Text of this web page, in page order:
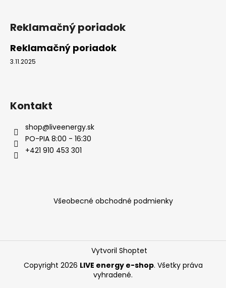
Reklamačný poriadok
Reklamačný poriadok
3.11.2025
Kontakt
shop@liveenergy.sk
PO-PIA 8:00 - 16:30
+421 910 453 301
Všeobecné obchodné podmienky
Vytvoril Shoptet
Copyright 2026 LIVE energy e-shop. Všetky práva
vyhradené.